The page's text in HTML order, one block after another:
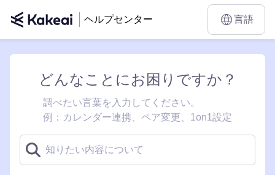
ヘルプセンター 言語
どんなことにお困りですか？
調べたい言葉を入力してください。
例：カレンダー連携、ペア変更、1on1設定
検
索: